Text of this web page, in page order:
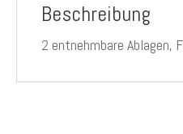
Beschreibung
2 entnehmbare Ablagen,